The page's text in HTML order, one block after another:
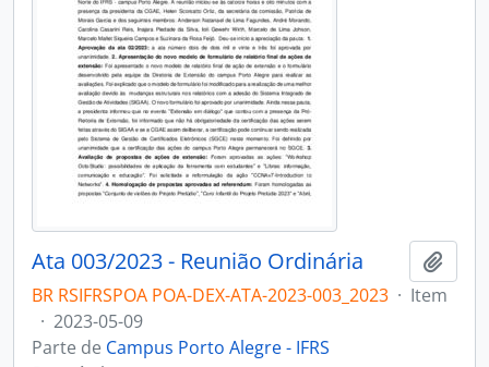
Ata 003/2023 - Reunião Ordinária
BR RSIFRSPOA POA-DEX-ATA-2023-003_2023 · Item
· 2023-05-09
Parte de Campus Porto Alegre - IFRS